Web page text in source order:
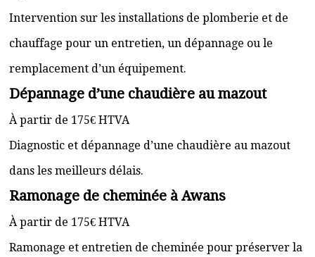
Intervention sur les installations de plomberie et de
chauffage pour un entretien, un dépannage ou le
remplacement d’un équipement.
Dépannage d’une chaudière au mazout
À partir de 175€ HTVA
Diagnostic et dépannage d’une chaudière au mazout
dans les meilleurs délais.
Ramonage de cheminée à Awans
À partir de 175€ HTVA
Ramonage et entretien de cheminée pour préserver la